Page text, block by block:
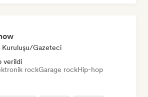
Kuruluşu/Gazeteci
verildi
rockGarage rockHip-hop